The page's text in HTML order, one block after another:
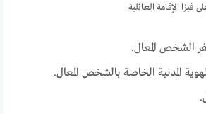
فيزا الإقامة العائلية
الشخص المعال.
المدنية الخاصة بالشخص المعال.